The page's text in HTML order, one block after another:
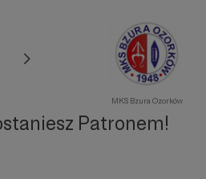
MKS Bzura Ozorków
Patronem!